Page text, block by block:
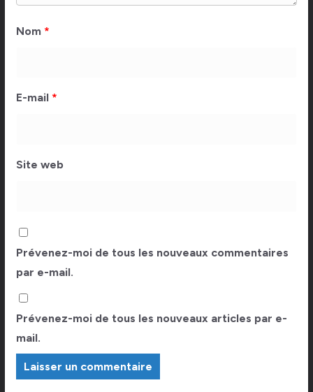
Nom *
E-mail *
Site web
Prévenez-moi de tous les nouveaux commentaires
par e-mail.
Prévenez-moi de tous les nouveaux articles par e-
mail.